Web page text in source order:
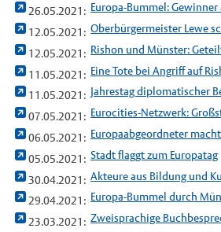
26.05.2021: Europa-Bummel: Gewinner
12.05.2021:
12.05.2021:
11.05.2021: Eine Tote bei Angriff auf
11.05.2021:
07.05.2021:
06.05.2021:
05.05.2021: Stadt flaggt zum Europatag
30.04.2021: Akteure aus Bildung und
29.04.2021: Europa-Bummel durch
23.03.2021: Zweisprachige